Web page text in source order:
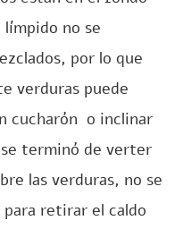
no se
por lo que
verduras puede
cucharón o inclinar
terminó de verter
las verduras, no se
retirar el caldo